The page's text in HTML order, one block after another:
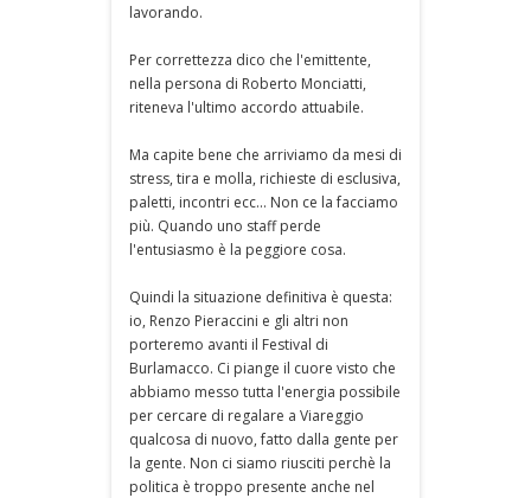
lavorando.
Per correttezza dico che l'emittente,
nella persona di Roberto Monciatti,
riteneva l'ultimo accordo attuabile.
Ma capite bene che arriviamo da mesi di
stress, tira e molla, richieste di esclusiva,
paletti, incontri ecc... Non ce la facciamo
più. Quando uno staff perde
l'entusiasmo è la peggiore cosa.
Quindi la situazione definitiva è questa:
io, Renzo Pieraccini e gli altri non
porteremo avanti il Festival di
Burlamacco. Ci piange il cuore visto che
abbiamo messo tutta l'energia possibile
per cercare di regalare a Viareggio
qualcosa di nuovo, fatto dalla gente per
la gente. Non ci siamo riusciti perchè la
politica è troppo presente anche nel